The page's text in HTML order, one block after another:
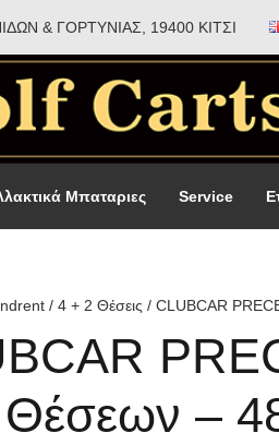
& ΓΟΡΤΥΝΙΑΣ, 19400 ΚΙΤΣΙ
Μπαταριες Service
/ 4 + 2 Θέσεις / CLUBCAR
–